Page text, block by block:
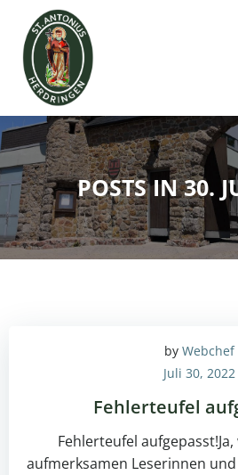
POSTS IN 30.
by Webchef
Juli 30, 2022
Fehlerteufel
Fehlerteufel
aufmerksamen Leserinnen